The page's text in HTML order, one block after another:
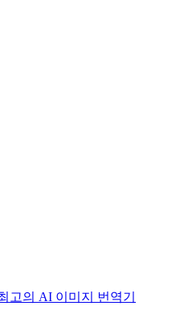
고의 AI 이미지 번역기